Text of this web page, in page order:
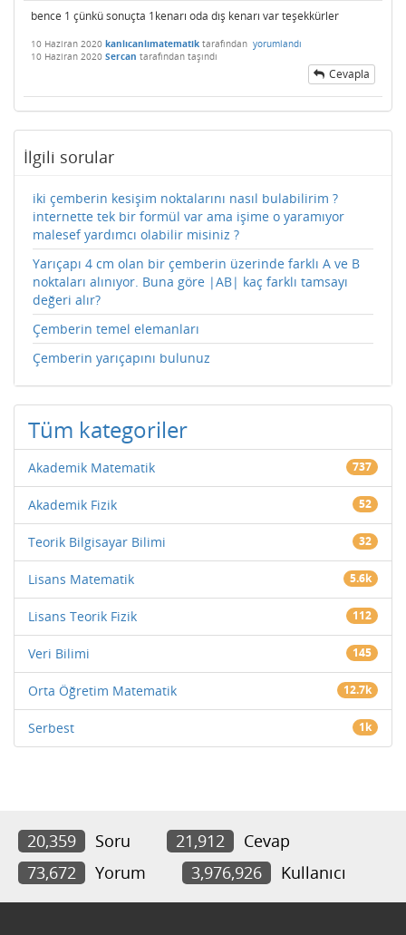
bence 1 çünkü sonuçta 1kenarı oda dış kenarı var teşekkürler
10 Haziran 2020 kanlıcanlımatematik tarafından yorumlandı
10 Haziran 2020 Sercan tarafından taşındı
Cevapla
İlgili sorular
iki çemberin kesişim noktalarını nasıl bulabilirim ?
internette tek bir formül var ama işime o yaramıyor
malesef yardımcı olabilir misiniz ?
Yarıçapı 4 cm olan bir çemberin üzerinde farklı A ve B
noktaları alınıyor. Buna göre |AB| kaç farklı tamsayı
değeri alır?
Çemberin temel elemanları
Çemberin yarıçapını bulunuz
Tüm kategoriler
Akademik Matematik 737
Akademik Fizik 52
Teorik Bilgisayar Bilimi 32
Lisans Matematik 5.6k
Lisans Teorik Fizik 112
Veri Bilimi 145
Orta Öğretim Matematik 12.7k
Serbest 1k
20,359 Soru 21,912
Cevap
73,672
Yorum 3,976,926 Kullanıcı